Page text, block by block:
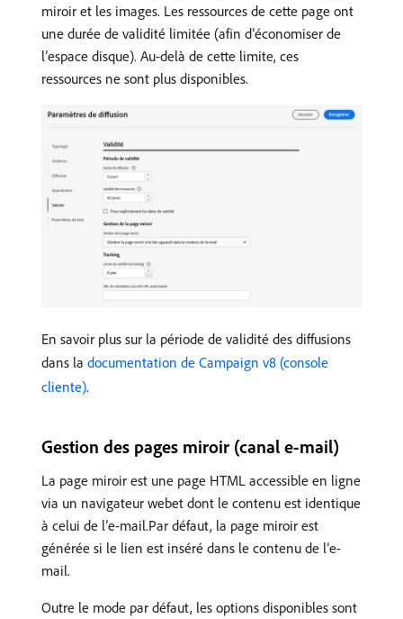
miroir et les images. Les ressources de cette page ont
une durée de validité limitée (afin d’économiser de
l’espace disque). Au-delà de cette limite, ces
ressources ne sont plus disponibles.
En savoir plus sur la période de validité des diffusions
dans la documentation de Campaign v8 (console
cliente).
Gestion des pages miroir (canal e-mail)
La page miroir est une page HTML accessible en ligne
via un navigateur webet dont le contenu est identique
à celui de l’e-mail.Par défaut, la page miroir est
générée si le lien est inséré dans le contenu de l’e-
mail.
Outre le mode par défaut, les options disponibles sont